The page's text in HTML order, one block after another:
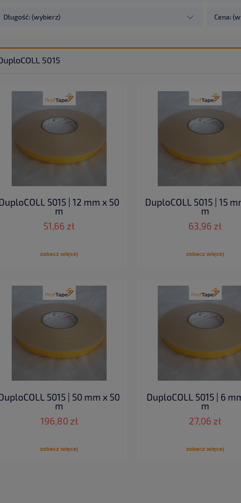
Długość: (wybierz) Cena:
5015
5015 | 12 mm x 50
m
51,66 zł
zobacz więcej
DuploCOLL 5015 | 15
m
63,96 zł
zobacz więcej
5015 | 50 mm x 50
m
196,80 zł
zobacz więcej
DuploCOLL 5015 | 6
m
27,06 zł
zobacz więcej